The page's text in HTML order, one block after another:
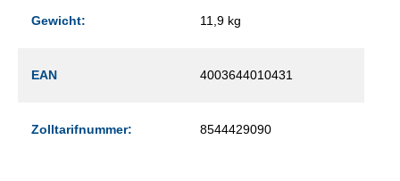
Gewicht: 11,9 kg
EAN 4003644010431
Zolltarifnummer: 8544429090